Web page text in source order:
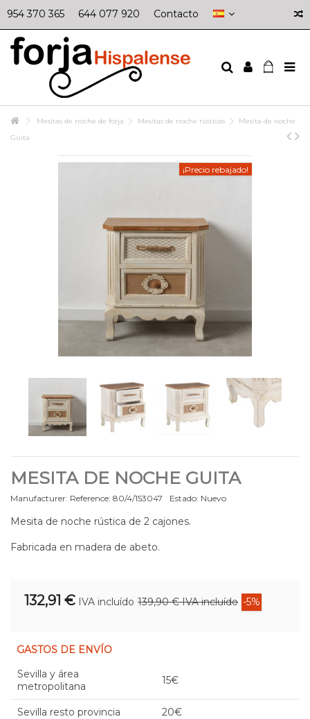
954 370 365 644 077 920 Contacto
Mesitas de noche de forja Mesitas de noche rústicas
Mesita de noche
Guita
¡Precio rebajado!
MESITA DE NOCHE GUITA
Manufacturer: Reference: 80/4/153047 Estado: Nuevo
Mesita de noche rústica de 2 cajones.
Fabricada en madera de abeto.
132,91 € IVA incluído 139,90 €IVA incluído -5%
GASTOS DE ENVÍO
Sevilla y área
metropolitana
15€
Sevilla resto provincia 20€